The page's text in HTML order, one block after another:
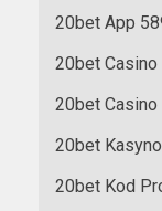
20bet App
20bet Casino
20bet Casino
20bet
20bet Kod